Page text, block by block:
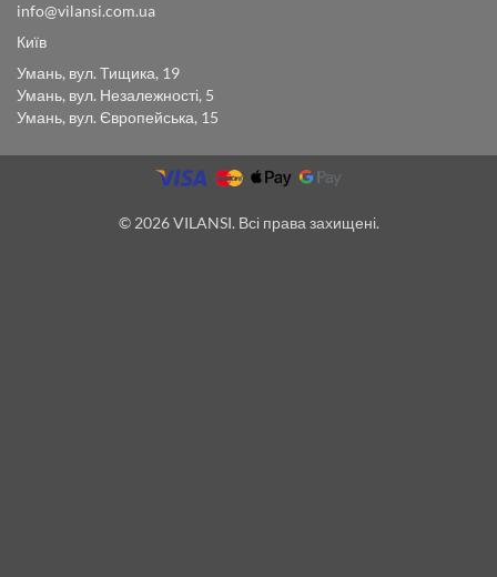
info@vilansi.com.ua
Київ
Умань, вул. Тищика, 19
Умань, вул. Незалежності, 5
Умань, вул. Європейська, 15
© 2026 VILANSI. Всі права захищені.